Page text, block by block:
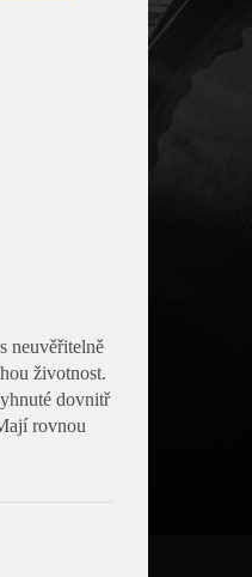
neuvěřitelně
životnost.
dovnitř
rovnou